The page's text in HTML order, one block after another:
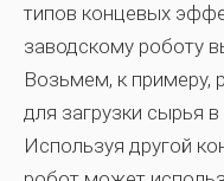
типов концевых
заводскому роботу
Возьмем, к примеру,
для загрузки сырья
Используя другой